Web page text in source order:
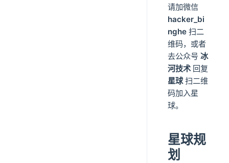
请加微信
hacker_bi
nghe 扫二
维码，或者
去公众号 冰
河技术回复
星球扫二维
码加入星
球。
星球规
划